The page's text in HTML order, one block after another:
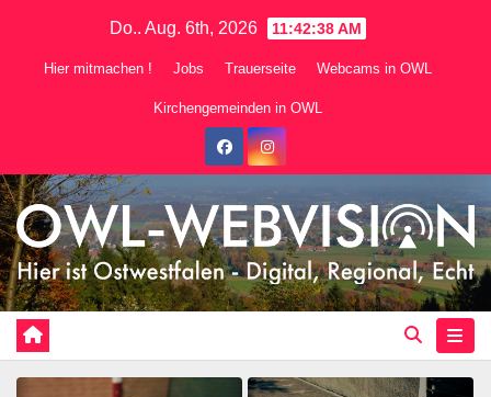
Do.. Aug. 6th, 2026 11:42:39 AM
Hier mitmachen ! Jobs Trauerseite Webcams in OWL
Kirchengemeinden in OWL